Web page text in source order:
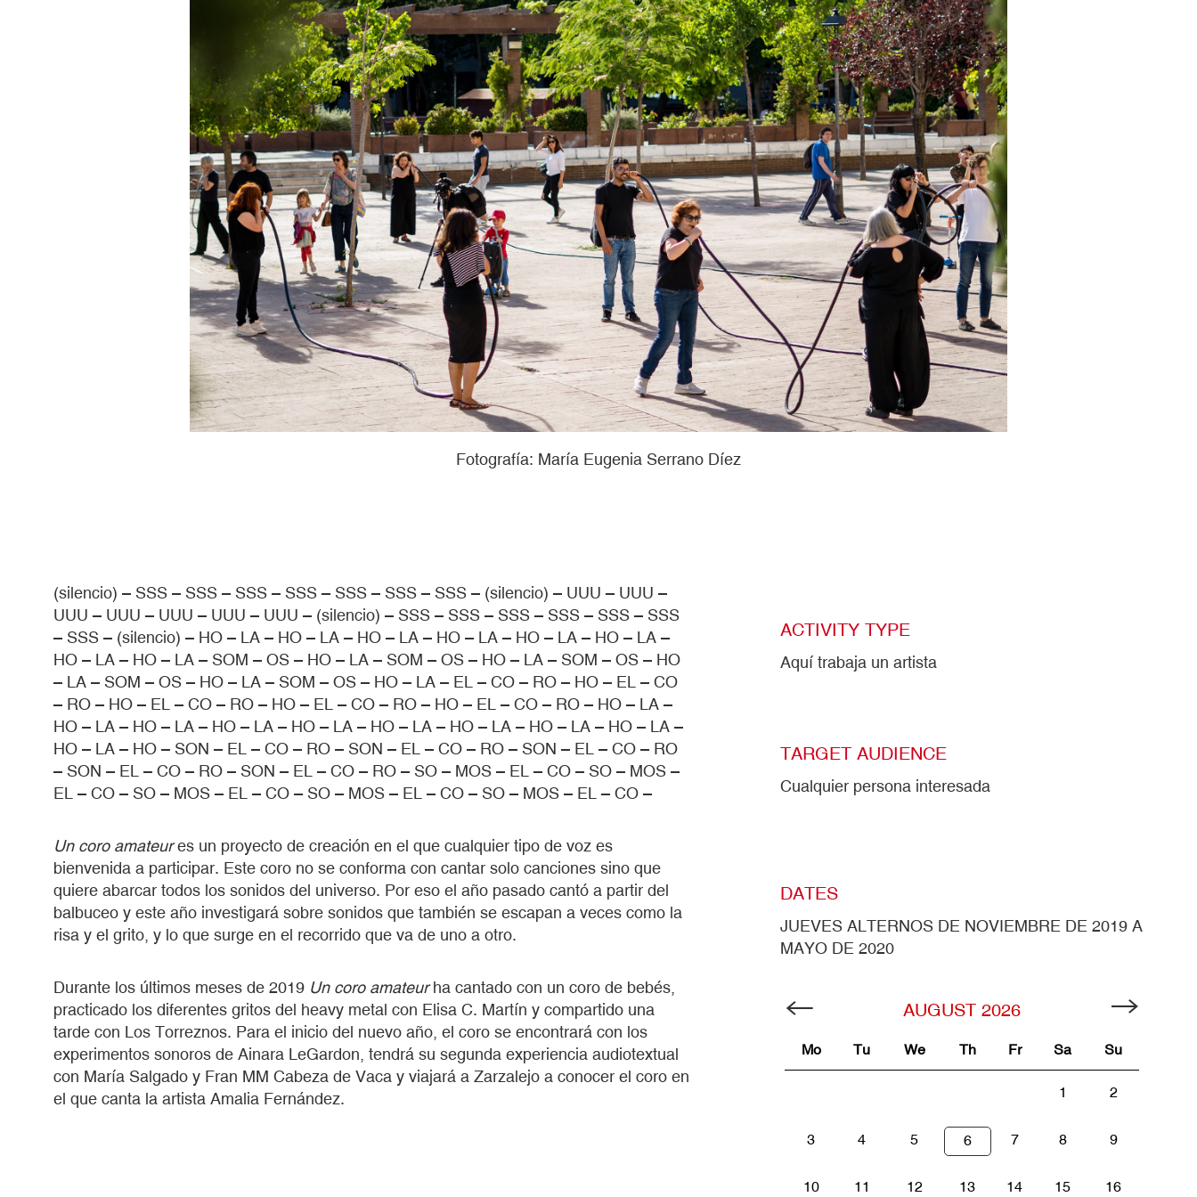
Fotografía: María Eugenia Serrano Díez
(silencio) – SSS – SSS – SSS – SSS – SSS – SSS – SSS – (silencio) – UUU – UUU –
UUU – UUU – UUU – UUU – UUU – (silencio) – SSS – SSS – SSS – SSS – SSS – SSS
– SSS – (silencio) – HO – LA – HO – LA – HO – LA – HO – LA – HO – LA – HO – LA –
HO – LA – HO – LA – SOM – OS – HO – LA – SOM – OS – HO – LA – SOM – OS – HO
– LA – SOM – OS – HO – LA – SOM – OS – HO – LA – EL – CO – RO – HO – EL – CO
– RO – HO – EL – CO – RO – HO – EL – CO – RO – HO – EL – CO – RO – HO – LA –
HO – LA – HO – LA – HO – LA – HO – LA – HO – LA – HO – LA – HO – LA – HO – LA –
HO – LA – HO – SON – EL – CO – RO – SON – EL – CO – RO – SON – EL – CO – RO
– SON – EL – CO – RO – SON – EL – CO – RO – SO – MOS – EL – CO – SO – MOS –
EL – CO – SO – MOS – EL – CO – SO – MOS – EL – CO – SO – MOS – EL – CO –
Un coro amateures un proyecto de creación en el que cualquier tipo de voz es
bienvenida a participar. Este coro no se conforma con cantar solo canciones sino que
quiere abarcar todos los sonidos del universo. Por eso el año pasado cantó a partir del
balbuceo y este año investigará sobre sonidos que también se escapan a veces como la
risa y el grito, y lo que surge en el recorrido que va de uno a otro.
Durante los últimos meses de 2019 Un coro amateurha cantado con un coro de bebés,
practicado los diferentes gritos del heavy metal con Elisa C. Martín y compartido una
tarde con Los Torreznos. Para el inicio del nuevo año, el coro se encontrará con los
experimentos sonoros de Ainara LeGardon, tendrá su segunda experiencia audiotextual
con María Salgado y Fran MM Cabeza de Vaca y viajará a Zarzalejo a conocer el coro en
el que canta la artista Amalia Fernández.
ACTIVITY TYPE
Aquí trabaja un artista
TARGET AUDIENCE
Cualquier persona interesada
DATES
JUEVES ALTERNOS DE NOVIEMBRE DE 2019 A
MAYO DE 2020
AUGUST 2026
Mo Tu We Th Fr Sa Su
1 2
3 4 5 6 7 8 9
10 11 12 13 14 15 16